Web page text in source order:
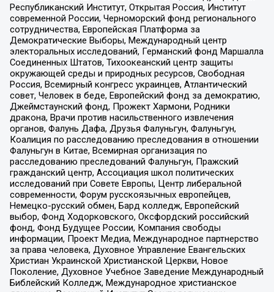
Республиканский Институт, Открытая Россия, Институт
современной России, Черноморский фонд регионального
сотрудничества, Европейская Платформа за
Демократические Выборы, Международный центр
электоральных исследований, Германский фонд Маршалла
Соединенных Штатов, Тихоокеанский центр защиты
окружающей среды и природных ресурсов, Свободная
Россия, Всемирный конгресс украинцев, Атлантический
совет, Человек в беде, Европейский фонд за демократию,
Джеймстаунский фонд, Прожект Хармони, Родники
дракона, Врачи против насильственного извлечения
органов, Фалунь Дафа, Друзья Фалуньгун, Фалуньгун,
Коалиция по расследованию преследования в отношении
Фалуньгун в Китае, Всемирная организация по
расследованию преследований Фалуньгун, Пражский
гражданский центр, Ассоциация школ политических
исследований при Совете Европы, Центр либеральной
современности, Форум русскоязычных европейцев,
Немецко-русский обмен, Бард колледж, Европейский
выбор, Фонд Ходорковского, Оксфордский российский
фонд, Фонд Будущее России, Компания свободы
информации, Проект Медиа, Международное партнерство
за права человека, Духовное Управление Евангельских
Христиан Украинской Христианской Церкви, Новое
Поколение, Духовное Учебное Заведение Международный
Библейский Колледж, Международное христианское